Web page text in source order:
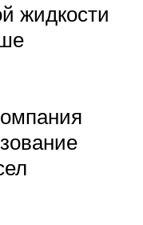
жидкости